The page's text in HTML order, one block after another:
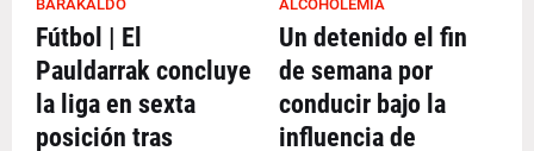
BARAKALDO
Fútbol | El
Pauldarrak concluye
la liga en sexta
posición tras
ALCOHOLEMIA
Un detenido el fin
de semana por
conducir bajo la
influencia de